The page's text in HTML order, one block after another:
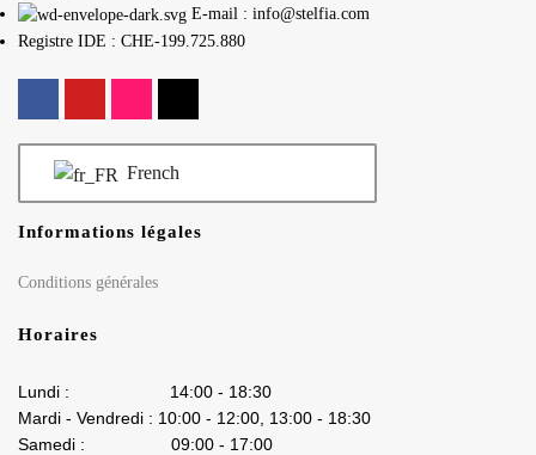
E-mail : info@stelfia.com
Registre IDE : CHE-199.725.880
French
Informations légales
Conditions générales
Horaires
Lundi : 14:00 - 18:30
Mardi - Vendredi : 10:00 - 12:00, 13:00 - 18:30
Samedi : 09:00 - 17:00